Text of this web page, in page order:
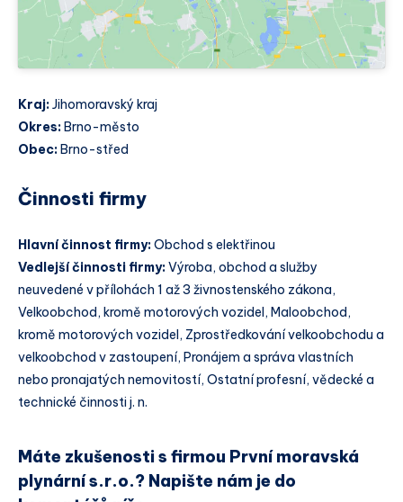
Kraj:Jihomoravský kraj
Okres: Brno-město
Obec: Brno-střed
Činnosti firmy
Hlavní činnost firmy:Obchod s elektřinou
Vedlejší činnosti firmy:Výroba, obchod a služby
neuvedené v přílohách 1 až 3 živnostenského zákona,
Velkoobchod, kromě motorových vozidel, Maloobchod,
kromě motorových vozidel, Zprostředkování velkoobchodu a
velkoobchod v zastoupení, Pronájem a správa vlastních
nebo pronajatých nemovitostí, Ostatní profesní, vědecké a
technické činnosti j. n.
Máte zkušenosti s firmou První moravská
plynární s.r.o.? Napište nám je do